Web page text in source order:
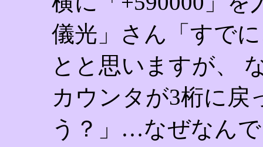
儀光」さん「すで
とと思いますが、
カウンタが3桁に戻
う？」…なぜなん